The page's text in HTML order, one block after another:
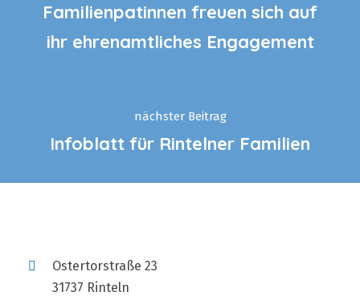
Familienpatinnen freuen sich auf
ihr ehrenamtliches Engagement
nächster Beitrag
Infoblatt für Rintelner Familien
Ostertorstraße 23
31737 Rinteln